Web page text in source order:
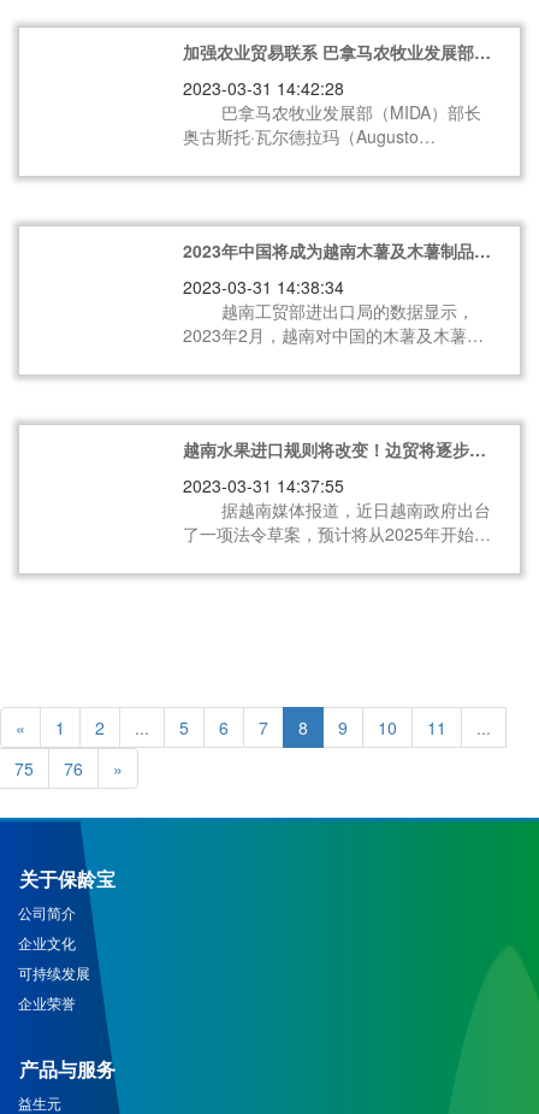
加强农业贸易联系 巴拿马农牧业发展部长
2023-03-31 14:42:28
巴拿马农牧业发展部（MIDA）部长
奥古斯托·瓦尔德拉玛（Augusto
强会面，以加强双边农业贸易联系，并
可”事宜进行沟通。
2023年中国将成为越南木薯及木薯制品最
2023-03-31 14:38:34
越南工贸部进出口局的数据显示，
2023年2月，越南对中国的木薯及木薯制
美元，出口量和出口额环比分别增长
71.9%。
越南水果进口规则将改变！边贸将逐步减
2023-03-31 14:37:55
据越南媒体报道，近日越南政府出台
了一项法令草案，预计将从2025年开始减
中越边境出现拥堵的情况。
« 1 2 ... 5 6 7 8 9 10 11
...
75
76 »
关于保龄宝
公司简介
企业文化
可持续发展
企业荣誉
产品与服务
益生元